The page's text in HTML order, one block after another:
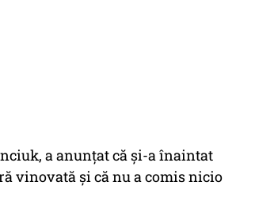
a anunţat că şi-a înaintat
vinovată şi că nu a comis nicio